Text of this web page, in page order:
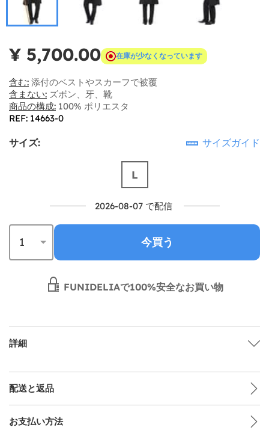
¥ 5,700.00 在庫が少なくなっています
含む: 添付のベストやスカーフで被覆
含まない: ズボン、牙、靴
商品の構成: 100% ポリエスタ
REF: 14663-0
サイズ: サイズガイド
L
2026-08-07 で配信
今買う
FUNIDELIAで100%安全なお買い物
詳細
配送と返品
お支払い方法